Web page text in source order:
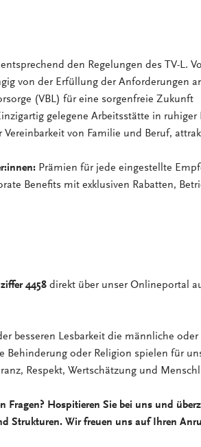
den Regelungen des TV-L.
von der Erfüllung der Anforderungen
(VBL) für eine sorgenfreie Zukunft
gelegene Arbeitsstätte in ruhiger
Vereinbarkeit von Familie und Beruf,
Prämien für jede eingestellte
Benefits mit exklusiven Rabatten,
4458 direkt über unser Onlineportal
besseren Lesbarkeit die männliche oder
Behinderung oder Religion spielen für
Respekt, Wertschätzung und
Fragen? Hospitieren Sie bei uns und
Strukturen. Wir freuen uns auf Ihren